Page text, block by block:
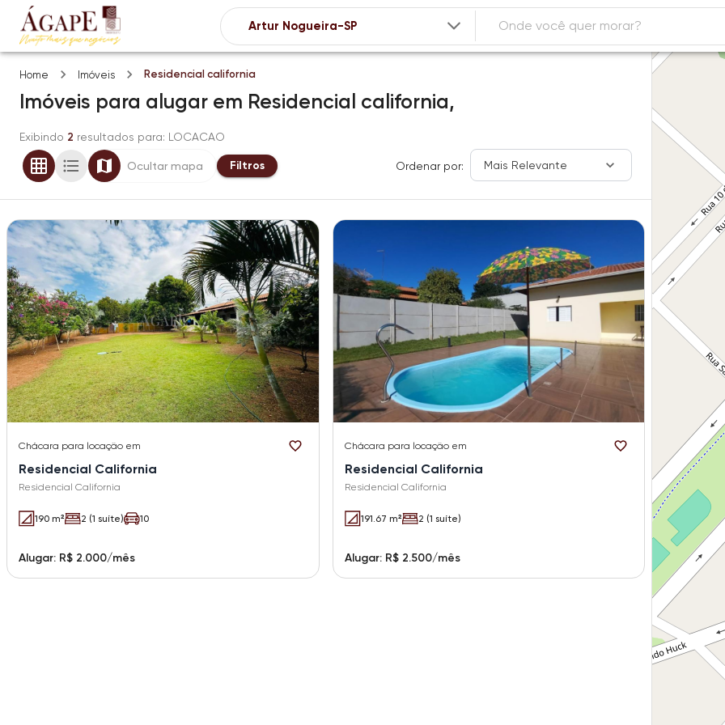
Home Imóveis Residencial california
Imóveis para alugar em Residencial california,
Exibindo 2 resultados para: LOCACAO
Ocultar mapa Filtros Ordenar por: Mais Relevante
Chácara para locação em
Residencial California
Residencial California
190 m² 2 (1 suíte) 10
Alugar: R$ 2.000/mês
Chácara para locação em
Residencial California
Residencial California
191.67 m² 2 (1 suíte)
Alugar: R$ 2.500/mês